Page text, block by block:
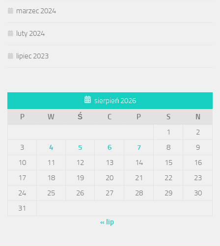
marzec 2024
luty 2024
lipiec 2023
sierpień 2026
P
W Ś C P S
N
1
2
3
4 5 6 7 8
9
10
11 12 13 14 15
16
17
18 19 20 21 22
23
24
25 26 27 28 29
30
31
« lip